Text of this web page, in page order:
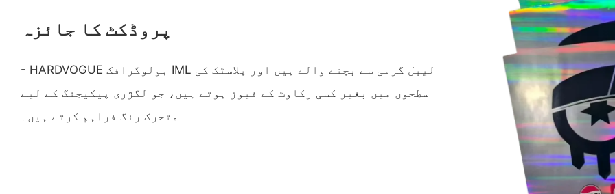
پروڈکٹ کا جائزہ
- HARDVOGUE ہولوگرافک IML لیبل گرمی سے بچنے والے ہیں اور پلاسٹک کی
سطحوں میں بغیر کسی رکاوٹ کے فیوز ہوتے ہیں، جو لگژری پیکیجنگ کے لیے
متحرک رنگ فراہم کرتے ہیں۔